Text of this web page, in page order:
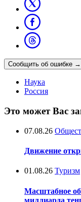
Сообщить об ошибке →
Наука
Россия
Это может Вас
07.08.26
Движение
01.08.26 Туризм
Масштабное
миллиарда